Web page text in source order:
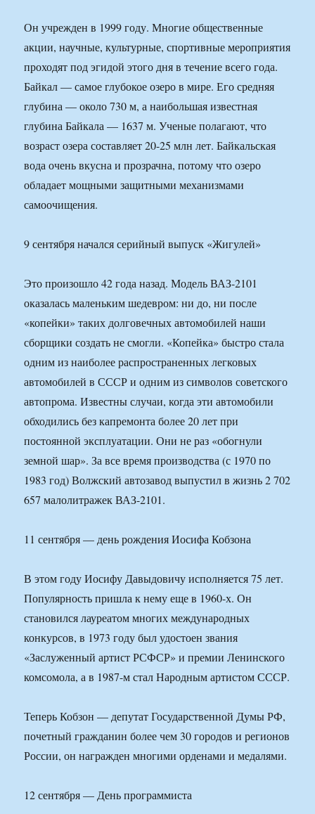
Он учрежден в 1999 году. Многие общественные
акции, научные, культурные, спортивные мероприятия
проходят под эгидой этого дня в течение всего года.
Байкал — самое глубокое озеро в мире. Его средняя
глубина — около 730 м, а наибольшая известная
глубина Байкала — 1637 м. Ученые полагают, что
возраст озера составляет 20-25 млн лет. Байкальская
вода очень вкусна и прозрачна, потому что озеро
обладает мощными защитными механизмами
самоочищения.
9 сентября начался серийный выпуск «Жигулей»
Это произошло 42 года назад. Модель ВАЗ-2101
оказалась маленьким шедевром: ни до, ни после
«копейки» таких долговечных автомобилей наши
сборщики создать не смогли. «Копейка» быстро стала
одним из наиболее распространенных легковых
автомобилей в СССР и одним из символов советского
автопрома. Известны случаи, когда эти автомобили
обходились без капремонта более 20 лет при
постоянной эксплуатации. Они не раз «обогнули
земной шар». За все время производства (с 1970 по
1983 год) Волжский автозавод выпустил в жизнь 2 702
657 малолитражек ВАЗ-2101.
11 сентября — день рождения Иосифа Кобзона
В этом году Иосифу Давыдовичу исполняется 75 лет.
Популярность пришла к нему еще в 1960-х. Он
становился лауреатом многих международных
конкурсов, в 1973 году был удостоен звания
«Заслуженный артист РСФСР» и премии Ленинского
комсомола, а в 1987-м стал Народным артистом СССР.
Теперь Кобзон — депутат Государственной Думы РФ,
почетный гражданин более чем 30 городов и регионов
России, он награжден многими орденами и медалями.
12 сентября — День программиста